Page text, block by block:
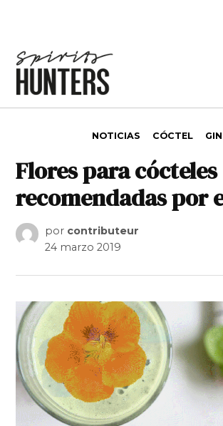
NOTICIAS CÓCTEL
Flores para cócteles
recomendadas por
por contributeur
24 marzo 2019